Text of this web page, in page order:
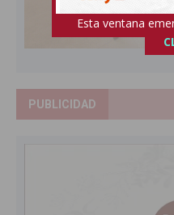
PUBLICIDAD
Esta ventana